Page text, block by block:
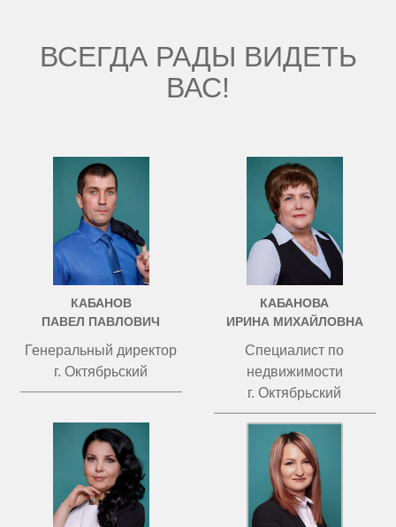
ВСЕГДА РАДЫ ВИДЕТЬ
ВАС!
КАБАНОВ
ПАВЕЛ ПАВЛОВИЧ
Генеральный директор
г. Октябрьский
КАБАНОВА
ИРИНА МИХАЙЛОВНА
Специалист по
недвижимости
г. Октябрьский